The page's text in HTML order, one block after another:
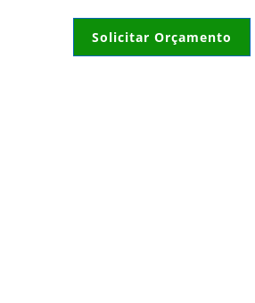
Solicitar Orçamento